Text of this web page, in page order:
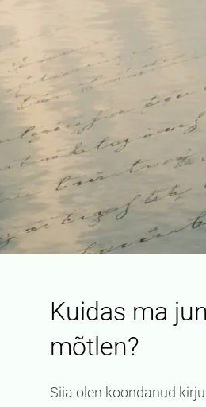
Kuidas ma
mõtlen?
Siia olen koondanud